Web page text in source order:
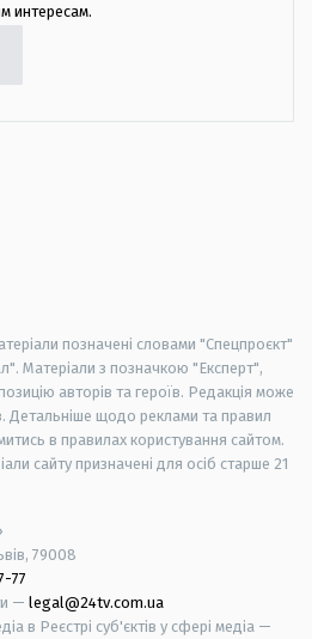
интересам.
позначені словами "Спецпроєкт"
Матеріали з позначкою "Експерт",
авторів та героїв. Редакція може
Детальніше щодо реклами та правил
в правилах користування сайтом.
сайту призначені для осіб старше 21
79008
77
— legal@24tv.com.ua
в Реєстрі суб'єктів у сфері медіа —